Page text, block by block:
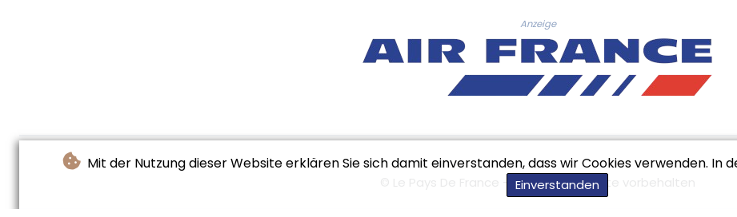
Mit der Nutzung dieser Website erklären Sie sich damit einverstanden, dass wir Cookies verwenden.
Einverstanden
Anzeige
© Le Pays De France - 2026 - Alle Rechte vorbehalten